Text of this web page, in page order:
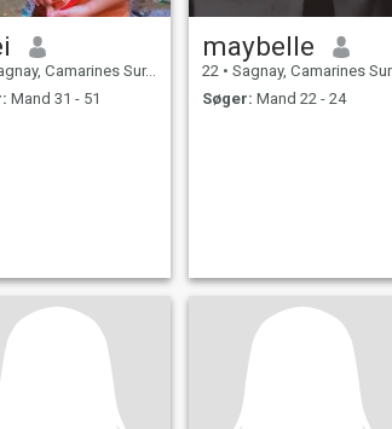
Camarines Sur, Filippinerne
Mand 31 - 51
maybelle
22 • Sagnay, Camarines Sur, Filippinerne
Søger: Mand 22 - 24